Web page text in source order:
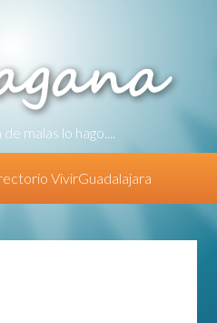
malas lo hago....
VivirGuadalajara